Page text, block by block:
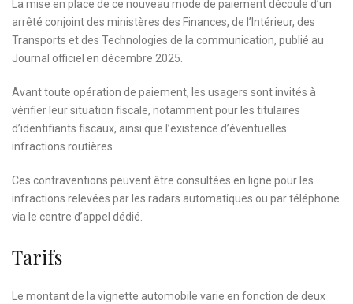
La mise en place de ce nouveau mode de paiement découle d’un
arrêté conjoint des ministères des Finances, de l’Intérieur, des
Transports et des Technologies de la communication, publié au
Journal officiel en décembre 2025.
Avant toute opération de paiement, les usagers sont invités à
vérifier leur situation fiscale, notamment pour les titulaires
d’identifiants fiscaux, ainsi que l’existence d’éventuelles
infractions routières.
Ces contraventions peuvent être consultées en ligne pour les
infractions relevées par les radars automatiques ou par téléphone
via le centre d’appel dédié.
Tarifs
Le montant de la vignette automobile varie en fonction de deux